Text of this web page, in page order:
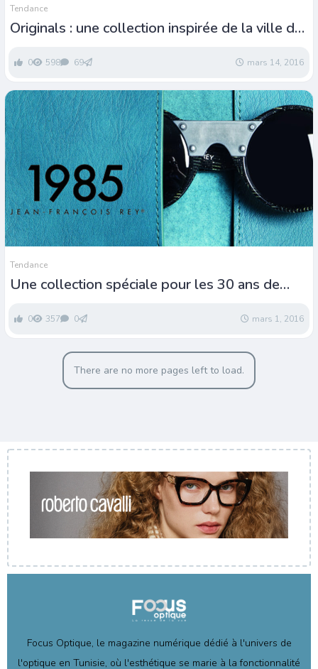
Tendance
Originals : une collection inspirée de la ville de
0 598 69 mars 14, 2016
Tendance
Une collection spéciale pour les 30 ans de
0 357 0 mars 1, 2016
There are no more pages left to load.
Focus Optique, le magazine numérique dédié à l'univers de
l'optique en Tunisie, où l'esthétique se marie à la fonctionnalité